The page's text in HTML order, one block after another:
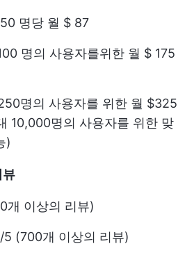
명당 월 $ 87
명의 사용자를위한 월 $ 175
명의 사용자를 위한 월 $325
10,000명의 사용자를 위한 맞
)
개 이상의 리뷰)
5 (700개 이상의 리뷰)